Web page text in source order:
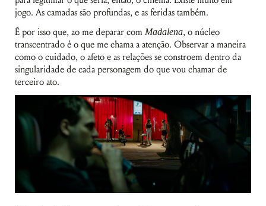
jogo. As camadas são profundas, e as feridas também.
É por isso que, ao me deparar comMadalena, o núcleo
transcentrado é o que me chama a atenção. Observar a maneira
como o cuidado, o afeto e as relações se constroem dentro da
singularidade de cada personagem do que vou chamar de
terceiro ato.